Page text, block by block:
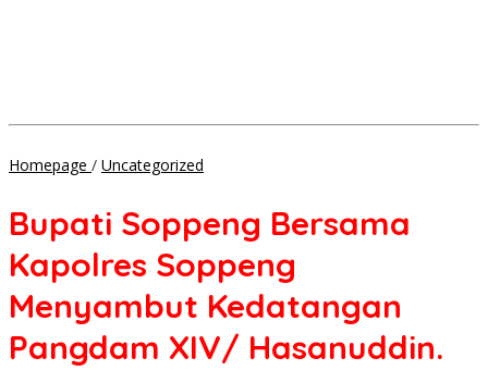
Homepage / Uncategorized
Kapolres
Soppeng
Menyambut
Kedatangan
Pangdam
Hasanuddin.
Bupati Soppeng Bersama
Kapolres Soppeng
Menyambut Kedatangan
Pangdam XIV/ Hasanuddin.